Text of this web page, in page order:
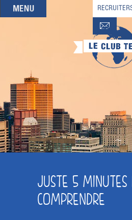
QUI SOMMES-
QUE
NOS OFFRES
DEVENIR
JUSTE 5 MINUTES
COMPRENDRE